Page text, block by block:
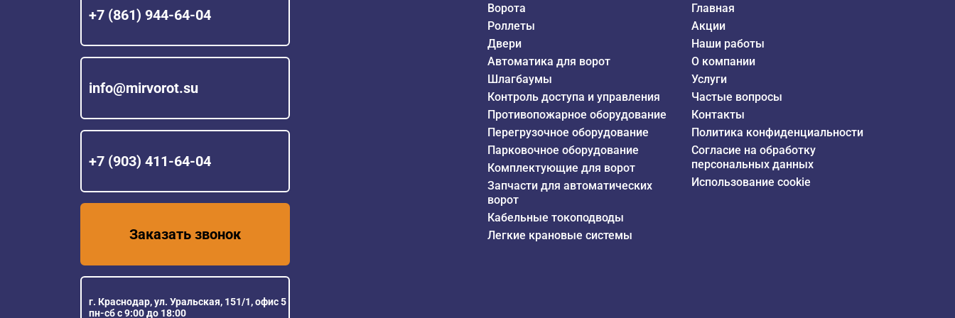
+7 (861) 944-64-04
info@mirvorot.su
+7 (903) 411-64-04
Заказать звонок
г. Краснодар, ул. Уральская, 151/1, офис 5
пн-сб с 9:00 до 18:00
Ворота
Роллеты
Двери
Автоматика для ворот
Шлагбаумы
Контроль доступа и управления
Противопожарное оборудование
Перегрузочное оборудование
Парковочное оборудование
Комплектующие для ворот
Запчасти для автоматических
ворот
Кабельные токоподводы
Легкие крановые системы
Главная
Акции
Наши работы
О компании
Услуги
Частые вопросы
Контакты
Политика конфиденциальности
Согласие на обработку
персональных данных
Использование cookie